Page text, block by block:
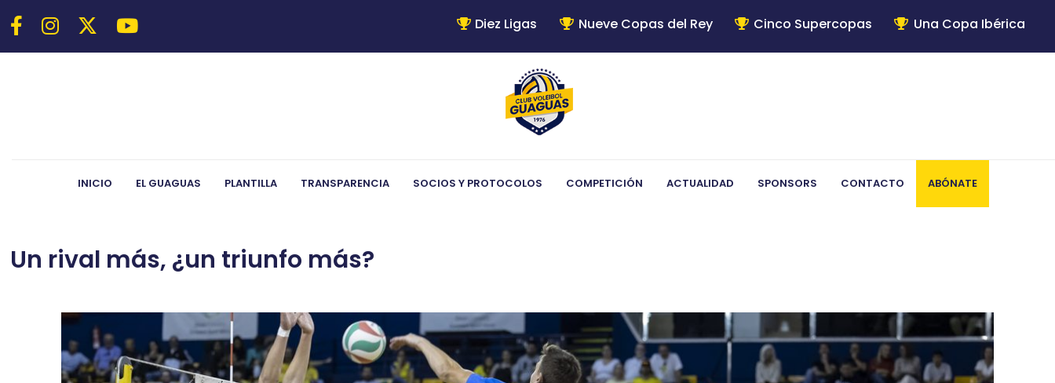
Diez Ligas Nueve Copas del Rey Cinco Supercopas Una Copa Ibérica
INICIO EL GUAGUAS PLANTILLA TRANSPARENCIA SOCIOS Y PROTOCOLOS COMPETICIÓN ACTUALIDAD SPONSORS CONTACTO ABÓNATE
Un rival más, ¿un triunfo más?